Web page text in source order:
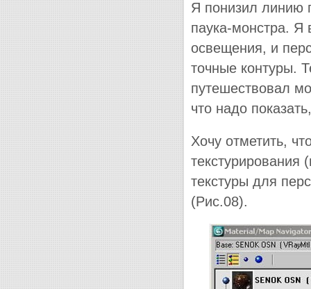
Я понизил линию
паука-монстра. Я
освещения, и
точные контуры.
путешествовал
что надо
Хочу отметить,
текстурирования
текстуры для
(Рис.08).